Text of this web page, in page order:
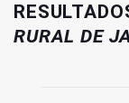
RURAL DE